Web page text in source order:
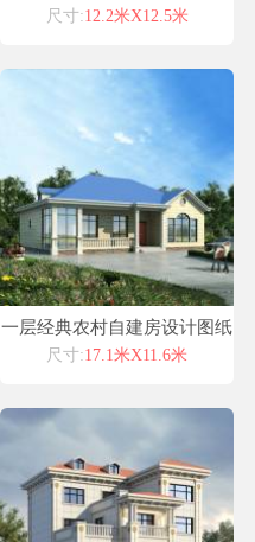
计喜天下别墅设计案例
尺寸:12.2米X12.5米
一层经典农村自建房设计图纸
尺寸:17.1米X11.6米